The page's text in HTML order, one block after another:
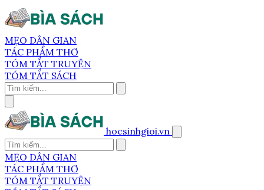
MẸO DÂN GIAN
TÁC PHẨM THƠ
TÓM TẮT TRUYỆN
TÓM TẮT SÁCH
hocsinhgioi.vn
MẸO DÂN GIAN
TÁC PHẨM THƠ
TÓM TẮT TRUYỆN